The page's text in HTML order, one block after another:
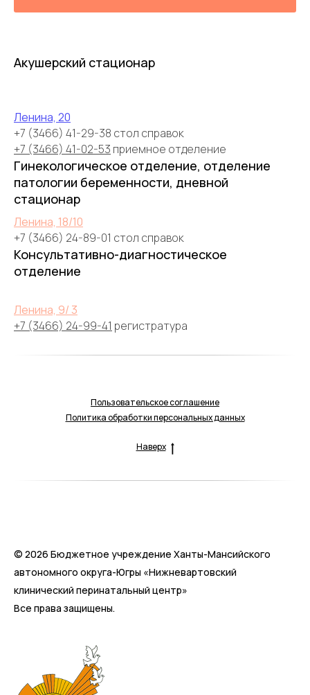
Акушерский стационар
Ленина, 20
+7 (3466) 41-29-38 стол справок
+7 (3466) 41-02-53 приемное отделение
Гинекологическое отделение, отделение
патологии беременности, дневной
стационар
Ленина, 18/10
+7 (3466) 24-89-01 стол справок
Консультативно-диагностическое
отделение
Ленина, 9/ 3
+7 (3466) 24-99-41 регистратура
Пользовательское соглашение
Политика обработки персональных данных
Наверх
© 2026 Бюджетное учреждение Ханты-Мансийского
автономного округа-Югры «Нижневартовский
клинический перинатальный центр»
Все права защищены.